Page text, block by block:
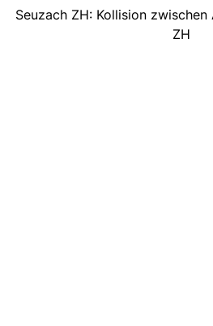
Seuzach ZH: Kollision
ZH